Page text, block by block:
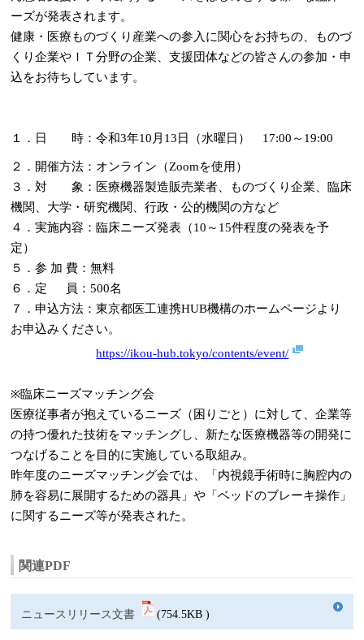
ーズが発表されます。
健康・医療ものづくり産業への参入に関心をお持ちの、ものづ
くり企業やＩＴ分野の企業、支援団体などの皆さんの参加・申
込をお待ちしています。
１．日 時：令和3年10月13日（水曜日） 17:00～19:00
２．開催方法：オンライン（Zoomを使用）
３．対 象：医療機器製造販売業者、ものづくり企業、臨床
機関、大学・研究機関、行政・公的機関の方など
４．実施内容：臨床ニーズ発表（10～15件程度の発表を予
定）
５．参 加 費：無料
６．定 員：500名
７．申込方法：東京都医工連携HUB機構のホームページより
お申込みください。
https://ikou-hub.tokyo/contents/event/
※臨床ニーズマッチング会
医療従事者が抱えているニーズ（困りごと）に対して、企業等
の持つ優れた技術をマッチングし、新たな医療機器等の開発に
つなげることを目的に実施している取組み。
昨年度のニーズマッチング会では、「内視鏡手術時に胸腔内の
肺を容易に展開するための器具」や「ベッドのブレーキ操作」
に関するニーズ等が発表された。
関連PDF
ニュースリリース文書 (754.5KB )